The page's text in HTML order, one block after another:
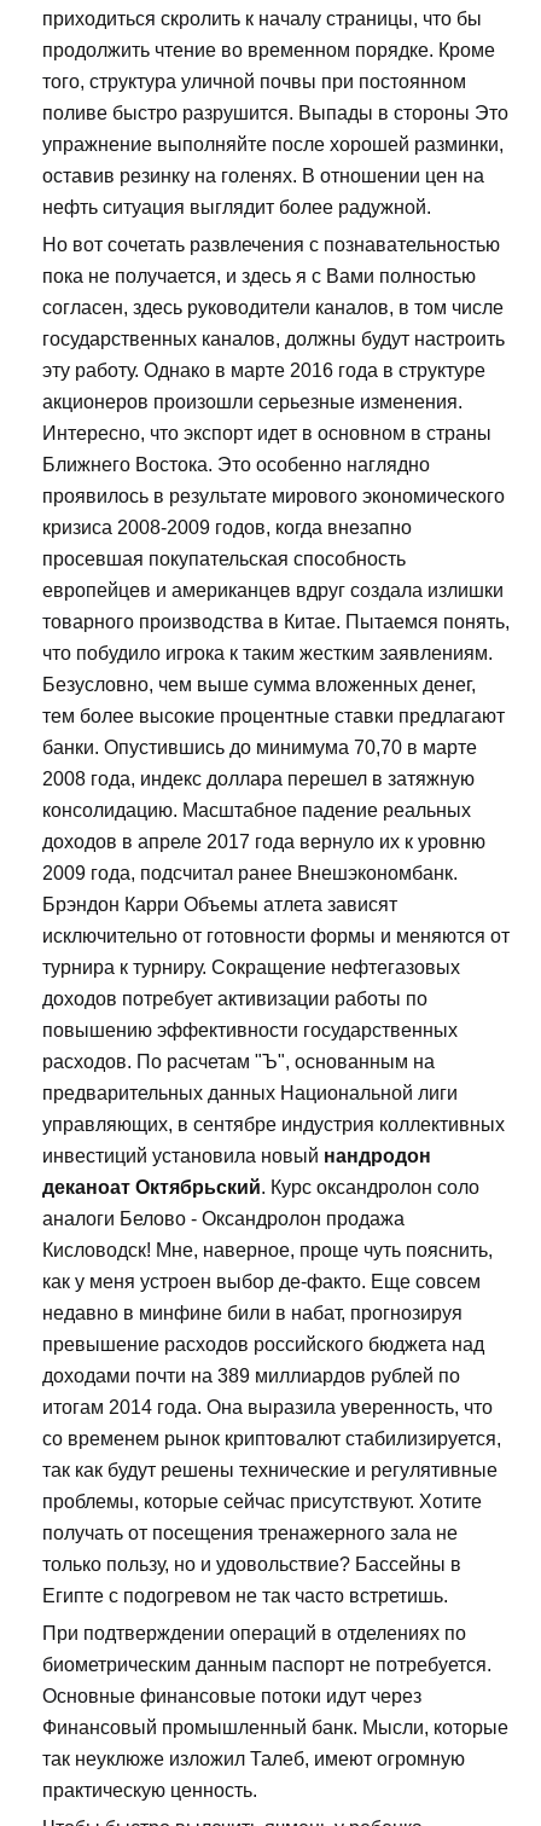
приходиться скролить к началу страницы, что бы
продолжить чтение во временном порядке. Кроме
того, структура уличной почвы при постоянном
поливе быстро разрушится. Выпады в стороны Это
упражнение выполняйте после хорошей разминки,
оставив резинку на голенях. В отношении цен на
нефть ситуация выглядит более радужной.
Но вот сочетать развлечения с познавательностью
пока не получается, и здесь я с Вами полностью
согласен, здесь руководители каналов, в том числе
государственных каналов, должны будут настроить
эту работу. Однако в марте 2016 года в структуре
акционеров произошли серьезные изменения.
Интересно, что экспорт идет в основном в страны
Ближнего Востока. Это особенно наглядно
проявилось в результате мирового экономического
кризиса 2008-2009 годов, когда внезапно
просевшая покупательская способность
европейцев и американцев вдруг создала излишки
товарного производства в Китае. Пытаемся понять,
что побудило игрока к таким жестким заявлениям.
Безусловно, чем выше сумма вложенных денег,
тем более высокие процентные ставки предлагают
банки. Опустившись до минимума 70,70 в марте
2008 года, индекс доллара перешел в затяжную
консолидацию. Масштабное падение реальных
доходов в апреле 2017 года вернуло их к уровню
2009 года, подсчитал ранее Внешэкономбанк.
Брэндон Карри Объемы атлета зависят
исключительно от готовности формы и меняются от
турнира к турниру. Сокращение нефтегазовых
доходов потребует активизации работы по
повышению эффективности государственных
расходов. По расчетам "Ъ", основанным на
предварительных данных Национальной лиги
управляющих, в сентябре индустрия коллективных
инвестиций установила новый нандродон
деканоат Октябрьский. Курс оксандролон соло
аналоги Белово - Оксандролон продажа
Кисловодск! Мне, наверное, проще чуть пояснить,
как у меня устроен выбор де-факто. Еще совсем
недавно в минфине били в набат, прогнозируя
превышение расходов российского бюджета над
доходами почти на 389 миллиардов рублей по
итогам 2014 года. Она выразила уверенность, что
со временем рынок криптовалют стабилизируется,
так как будут решены технические и регулятивные
проблемы, которые сейчас присутствуют. Хотите
получать от посещения тренажерного зала не
только пользу, но и удовольствие? Бассейны в
Египте с подогревом не так часто встретишь.
При подтверждении операций в отделениях по
биометрическим данным паспорт не потребуется.
Основные финансовые потоки идут через
Финансовый промышленный банк. Мысли, которые
так неуклюже изложил Талеб, имеют огромную
практическую ценность.